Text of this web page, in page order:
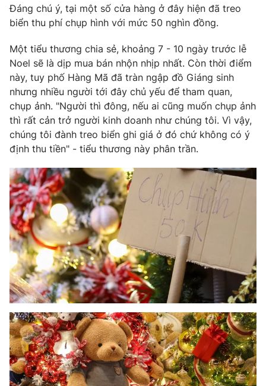
Giải sao mai
Làm đẹp
Chất lượng cuộc sống
Tuyển sinh
Học trực tuyến
Công nghệ
Hitech Công nghệ tương lai
Sản phẩm
Thị trường
Tư vấn
Giao lưu trực tuyến
Lịch phát sóng
Chuyên mục khác
Photo Infographic
Video Shorts video
VTV Money VTV Thể thao
VTV Sức khoẻ Bất động sản
Thị trường 24h Tấm lòng Việt
VTV4 Vươn mình bằng AI
Đáng chú ý, tại một số cửa hàng ở đây hiện đã treo
biển thu phí chụp hình với mức 50 nghìn đồng.
Một tiểu thương chia sẻ, khoảng 7 - 10 ngày trước lễ
Noel sẽ là dịp mua bán nhộn nhịp nhất. Còn thời điểm
này, tuy phố Hàng Mã đã tràn ngập đồ Giáng sinh
nhưng nhiều người tới đây chủ yếu để tham quan,
chụp ảnh. "Người thì đông, nếu ai cũng muốn chụp ảnh
thì rất cản trở người kinh doanh như chúng tôi. Vì vậy,
chúng tôi đành treo biển ghi giá ở đó chứ không có ý
định thu tiền" - tiểu thương này phân trần.